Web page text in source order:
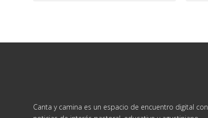
Canta y camina es un espacio de encuentro digital con